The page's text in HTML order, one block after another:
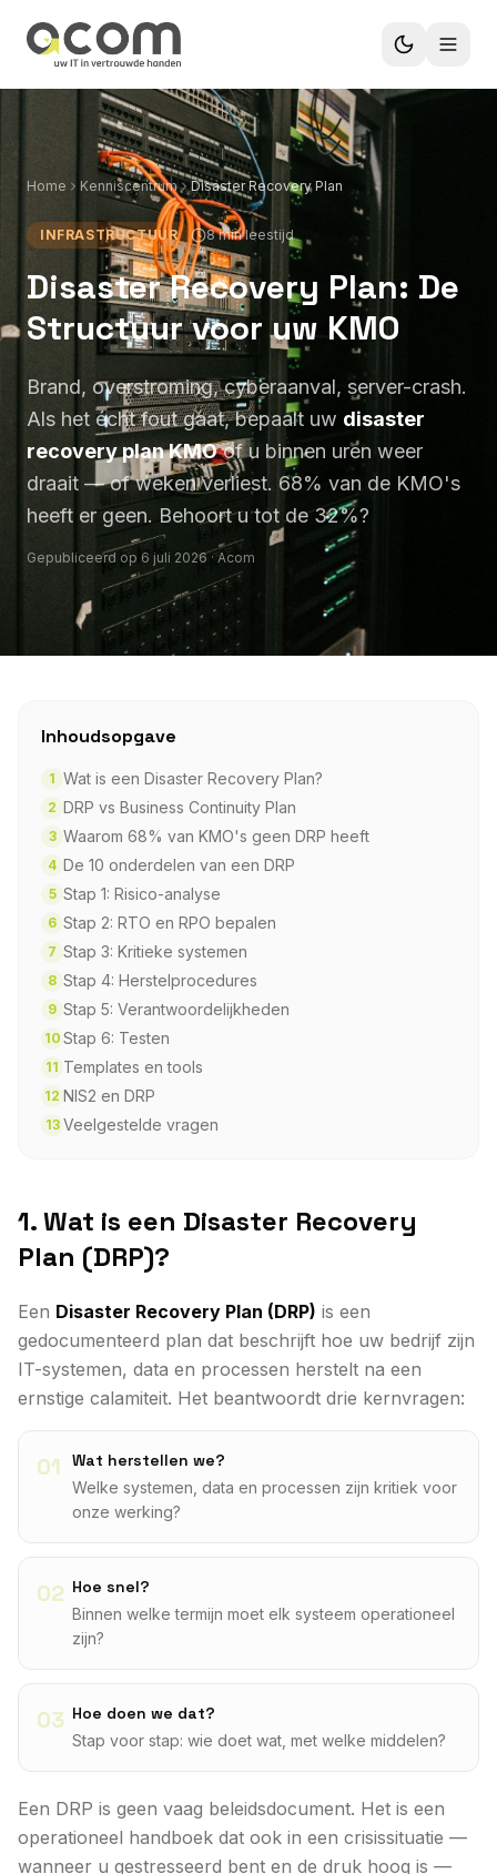
Home Kenniscentrum Disaster Recovery Plan
INFRASTRUCTUUR 8 min leestijd
Disaster Recovery Plan: De
Structuur voor uw KMO
Brand, overstroming, cyberaanval, server-crash.
Als het écht fout gaat, bepaalt uw disaster
recovery plan KMOof u binnen uren weer
draait — of weken verliest. 68% van de KMO's
heeft er geen. Behoort u tot de 32%?
Gepubliceerd op 6 juli 2026 · Acom
Inhoudsopgave
1 Wat is een Disaster Recovery Plan?
2 DRP vs Business Continuity Plan
3 Waarom 68% van KMO's geen DRP heeft
4 De 10 onderdelen van een DRP
5 Stap 1: Risico-analyse
6 Stap 2: RTO en RPO bepalen
7 Stap 3: Kritieke systemen
8 Stap 4: Herstelprocedures
9 Stap 5: Verantwoordelijkheden
10 Stap 6: Testen
11 Templates en tools
12 NIS2 en DRP
13 Veelgestelde vragen
1. Wat is een Disaster Recovery
Plan (DRP)?
Een Disaster Recovery Plan (DRP) is een
gedocumenteerd plan dat beschrijft hoe uw bedrijf zijn
IT-systemen, data en processen herstelt na een
ernstige calamiteit. Het beantwoordt drie kernvragen:
01 Wat herstellen we?
Welke systemen, data en processen zijn kritiek voor
onze werking?
02 Hoe snel?
Binnen welke termijn moet elk systeem operationeel
zijn?
03 Hoe doen we dat?
Stap voor stap: wie doet wat, met welke middelen?
Een DRP is geen vaag beleidsdocument. Het is een
operationeel handboek dat ook in een crisissituatie —
wanneer u gestresseerd bent en de druk hoog is —